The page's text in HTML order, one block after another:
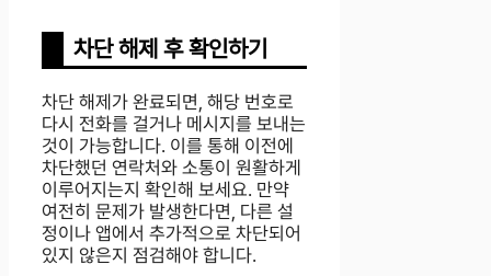
차단 해제 후 확인하기
차단 해제가 완료되면, 해당 번호로
다시 전화를 걸거나 메시지를 보내는
것이 가능합니다. 이를 통해 이전에
차단했던 연락처와 소통이 원활하게
이루어지는지 확인해 보세요. 만약
여전히 문제가 발생한다면, 다른 설
정이나 앱에서 추가적으로 차단되어
있지 않은지 점검해야 합니다.